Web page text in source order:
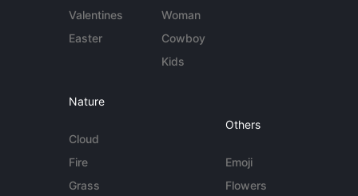
Valentines
Easter
Woman
Cowboy
Kids
Nature
Cloud
Fire
Grass
Others
Emoji
Flowers